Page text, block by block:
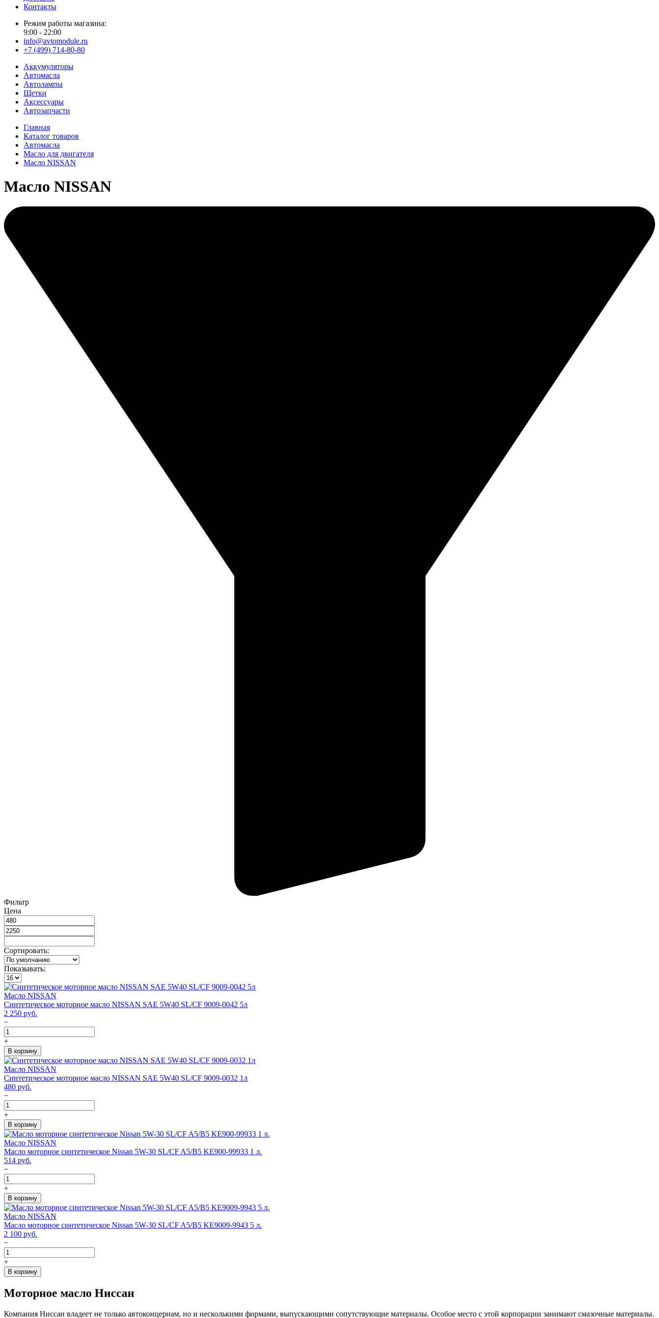
Контакты
Режим работы магазина:
9:00 - 22:00
info@avtomodule.ru
+7 (499) 714-80-80
Аккумуляторы
Автомасла
Автолампы
Щетки
Аксессуары
Автозапчасти
Главная
Каталог товаров
Автомасла
Масло для двигателя
Масло NISSAN
Масло NISSAN
Фильтр
Цена
Сортировать:
Показывать:
Масло NISSAN
Синтетическое моторное масло NISSAN SAE 5W40 SL/CF 9009-0042 5л
2 250 руб.
−
+
В корзину
Масло NISSAN
Синтетическое моторное масло NISSAN SAE 5W40 SL/CF 9009-0032 1л
480 руб.
−
+
В корзину
Масло NISSAN
Масло моторное синтетическое Nissan 5W-30 SL/CF A5/B5 KE900-99933 1 л.
514 руб.
−
+
В корзину
Масло NISSAN
Масло моторное синтетическое Nissan 5W-30 SL/CF A5/B5 KE9009-9943 5 л.
2 100 руб.
−
+
В корзину
Моторное масло Ниссан
Компания Ниссан владеет не только автоконцернам, но и несколькими фирмами, выпускающими сопутствующие материалы. Особое место с этой корпорации занимают смазочные материалы.